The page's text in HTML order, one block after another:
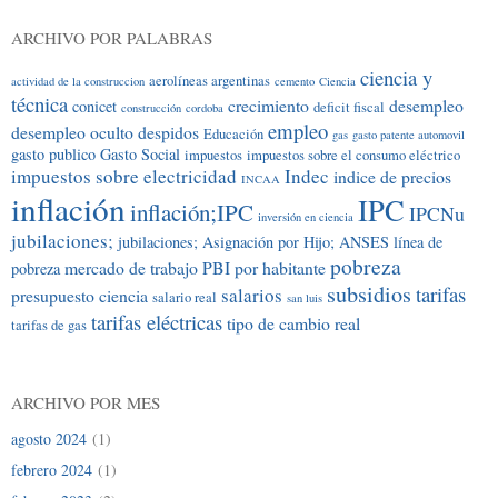
ARCHIVO POR PALABRAS
actividad de la construccion aerolíneas argentinas cemento Ciencia ciencia y
técnica conicet construcción cordoba crecimiento deficit fiscal desempleo
desempleo ocultodespidos Educación empleo gas gasto patente automovil
gasto publico Gasto Social impuestos impuestos sobre el consumo eléctrico
impuestos sobre electricidad INCAA Indec indice de precios
inflacióninflación;IPC inversión en ciencia IPC IPCNu
jubilaciones; jubilaciones; Asignación por Hijo; ANSES línea de
pobreza mercado de trabajoPBI por habitantepobreza
presupuesto ciencia salario real salarios san luis subsidios tarifas
tarifas de gas tarifas eléctricastipo de cambio real
ARCHIVO POR MES
agosto 2024 (1)
febrero 2024 (1)